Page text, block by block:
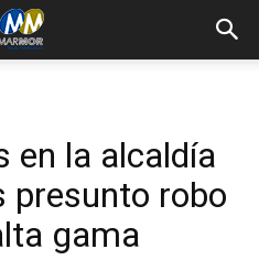
en la alcaldía
presunto robo
gama